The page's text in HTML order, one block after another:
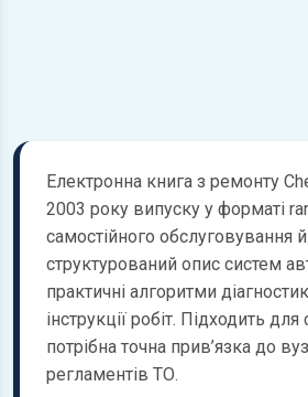
Електронна книга з ремонту
2003 року випуску у форматі
самостійного обслуговування
структурований опис систем
практичні алгоритми
інструкції робіт. Підходить для
потрібна точна прив’язка до
регламентів ТО.